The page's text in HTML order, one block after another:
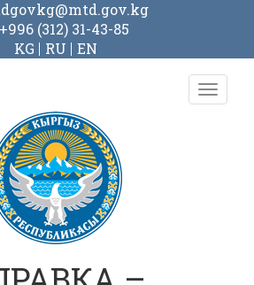
(312) 31-43-85
KG
RU EN
Toggle